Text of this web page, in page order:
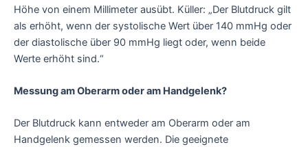
Höhe von einem Millimeter ausübt. Küller: „Der Blutdruck gilt
als erhöht, wenn der systolische Wert über 140 mmHg oder
der diastolische über 90 mmHg liegt oder, wenn beide
Werte erhöht sind.“
Messung am Oberarm oder am Handgelenk?
Der Blutdruck kann entweder am Oberarm oder am
Handgelenk gemessen werden. Die geeignete